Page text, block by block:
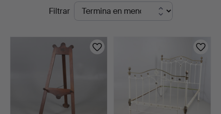
SubastasFiltrar